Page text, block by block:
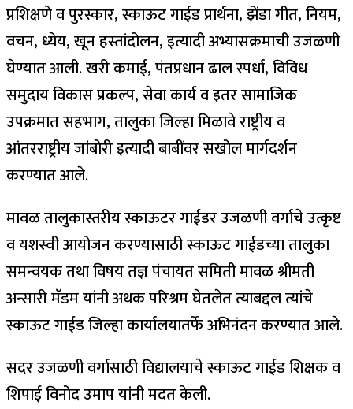
प्रशिक्षणे व पुरस्कार, स्काऊट गाईड प्रार्थना, झेंडा गीत, नियम,
वचन, ध्येय, खून हस्तांदोलन, इत्यादी अभ्यासक्रमाची उजळणी
घेण्यात आली. खरी कमाई, पंतप्रधान ढाल स्पर्धा, विविध
समुदाय विकास प्रकल्प, सेवा कार्य व इतर सामाजिक
उपक्रमात सहभाग, तालुका जिल्हा मिळावे राष्ट्रीय व
आंतरराष्ट्रीय जांबोरी इत्यादी बाबींवर सखोल मार्गदर्शन
करण्यात आले.
मावळ तालुकास्तरीय स्काऊटर गाईडर उजळणी वर्गाचे उत्कृष्ट
व यशस्वी आयोजन करण्यासाठी स्काऊट गाईडच्या तालुका
समन्वयक तथा विषय तज्ञ पंचायत समिती मावळ श्रीमती
अन्सारी मॅडम यांनी अथक परिश्रम घेतलेत त्याबद्दल त्यांचे
स्काऊट गाईड जिल्हा कार्यालयातर्फे अभिनंदन करण्यात आले.
सदर उजळणी वर्गासाठी विद्यालयाचे स्काऊट गाईड शिक्षक व
शिपाई विनोद उमाप यांनी मदत केली.